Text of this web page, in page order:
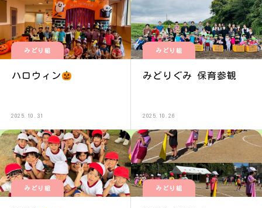
みどり組
ハロウィン
2025.10.31
みどり組
みどりぐみ 保育参観
2025.10.26
みどり組 みどり組